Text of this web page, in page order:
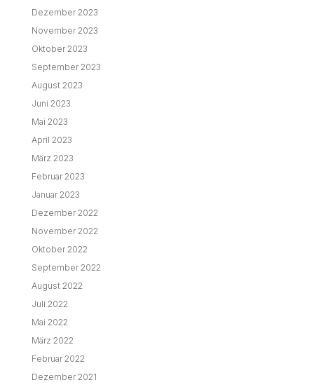
Dezember 2023
November 2023
Oktober 2023
September 2023
August 2023
Juni 2023
Mai 2023
April 2023
März 2023
Februar 2023
Januar 2023
Dezember 2022
November 2022
Oktober 2022
September 2022
August 2022
Juli 2022
Mai 2022
März 2022
Februar 2022
Dezember 2021